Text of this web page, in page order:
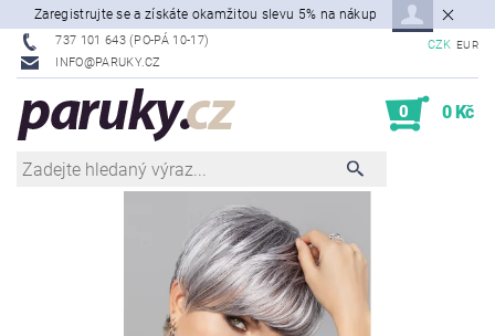
Zaregistrujte se a získáte okamžitou slevu 5% na nákup
737 101 643 (PO-PÁ 10-17)
INFO@PARUKY.CZ
CZK EUR
0 0 Kč